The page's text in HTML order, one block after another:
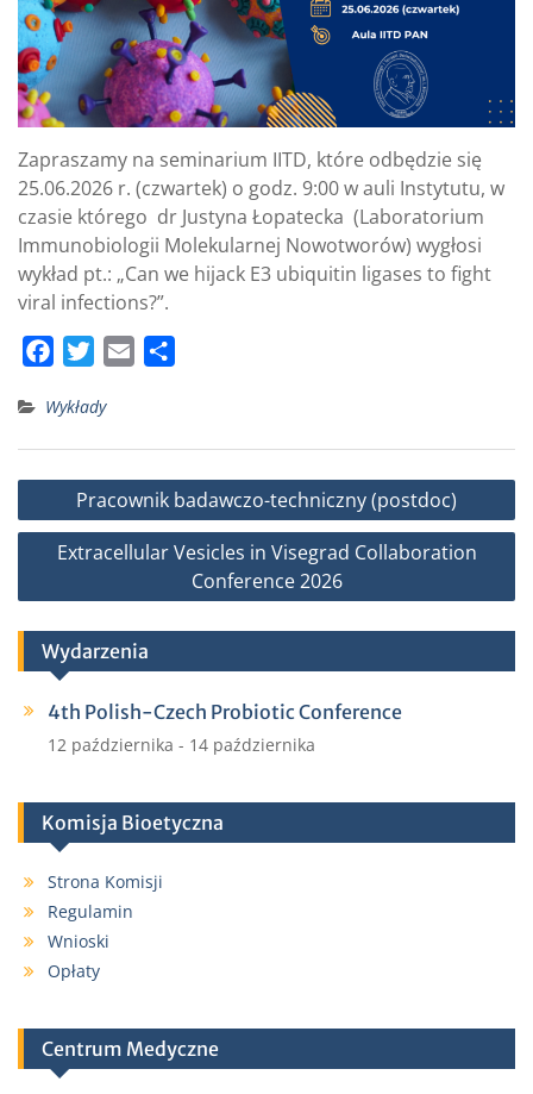
Zapraszamy na seminarium IITD, które odbędzie się
25.06.2026 r. (czwartek) o godz. 9:00 w auli Instytutu, w
czasie którego dr Justyna Łopatecka (Laboratorium
Immunobiologii Molekularnej Nowotworów) wygłosi
wykład pt.: „Can we hijack E3 ubiquitin ligases to fight
viral infections?”.
c
e
b
o
k
i
t
t
e
r
i
l
r
e
Wykłady
Nawigacja
wpisu
Pracownik badawczo-techniczny (postdoc)
Extracellular Vesicles in Visegrad Collaboration
Conference 2026
Wydarzenia
4th Polish-Czech Probiotic Conference
12 października - 14 października
Komisja Bioetyczna
Strona Komisji
Regulamin
Wnioski
Opłaty
Centrum Medyczne